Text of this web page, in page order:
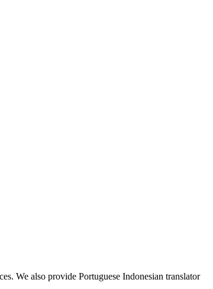
We also provide Portuguese Indonesian translator